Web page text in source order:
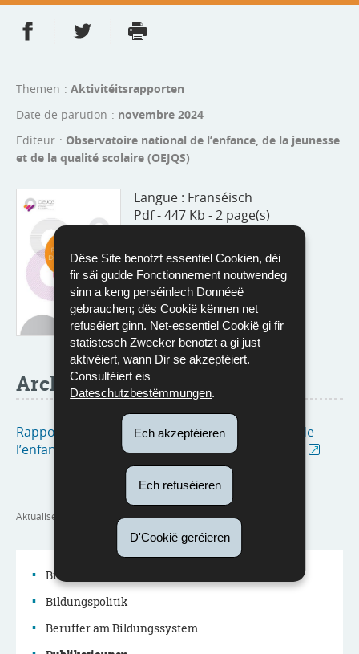
Dëse Site benotzt essentiel Cookien, déi
fir säi gudde Fonctionnement noutwendeg
sinn a keng perséinlech Donnéeë
gebrauchen; dës Cookië kënnen net
refuséiert ginn. Net-essentiel Cookië gi fir
statistesch Zwecker benotzt a gi just
aktivéiert, wann Dir se akzeptéiert.
Consultéiert eis
Dateschutzbestëmmungen.
Ech akzeptéieren
Ech refuséieren
D'Cookië geréieren
Partager sur Facebook
Partager sur Twitter
Themen
Aktivitéitsrapporten
Date de parution
novembre 2024
Editeur
Observatoire national de l’enfance, de la jeunesse
et de la qualité scolaire (OEJQS)
Langue : Franséisch
Pdf - 447 Kb - 2 page(s)
Archive
Rapports d'activités de l’Observatoire national de
l’enfance, de la jeunesse et de la qualité scolaire
Aktualiséiert 06/02/2025
Menu
Bildungssystem
Bildungspolitik
Beruffer am Bildungssystem